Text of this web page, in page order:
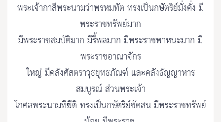
พระเจ้ากาสีพระนามว่าพรหมทัต ทรงเป็นกษัตริย์มั่งคั่ง มี
พระราชทรัพย์มาก
มีพระราชสมบัติมาก มีรี้พลมาก มีพระราชพาหนะมาก มี
พระราชอาณาจักร
ใหญ่ มีคลังศัสตราวุธยุทธภัณฑ์ และคลังธัญญาหาร
สมบูรณ์ ส่วนพระเจ้า
โกศลพระนามทีฆีติ ทรงเป็นกษัตริย์ขัดสน มีพระราชทรัพย์